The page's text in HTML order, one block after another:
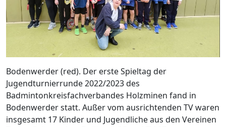
Bodenwerder (red). Der erste Spieltag der
Jugendturnierrunde 2022/2023 des
Badmintonkreisfachverbandes Holzminen fand in
Bodenwerder statt. Außer vom ausrichtenden TV waren
insgesamt 17 Kinder und Jugendliche aus den Vereinen